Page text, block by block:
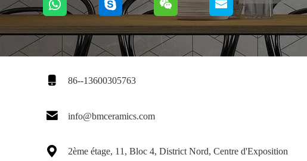
 86--13600305763
 info@bmceramics.com

2ème étage, 11, Bloc 4, District Nord, Centre d'Exposition